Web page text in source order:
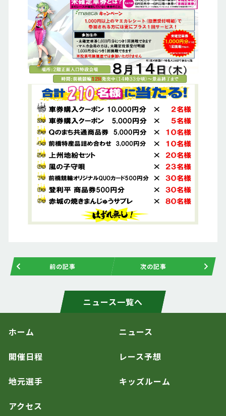
前の記事 次の記事
ニュース一覧へ
ホーム ニュース
開催日程 レース予想
地元選手 キッズルーム
アクセス